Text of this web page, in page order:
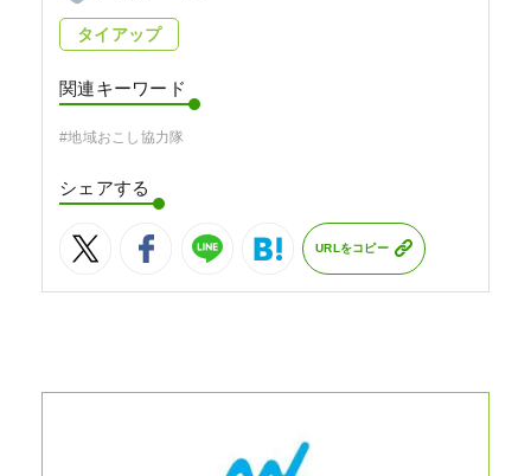
タイアップ
関連キーワード
#地域おこし協力隊
シェアする
URLをコピー